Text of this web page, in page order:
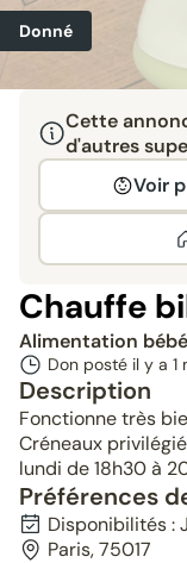
Donné
Cette
d'autres
Voir
Chauffe
Alimentation bébé
Don posté il y a 1
Description
Fonctionne très
Créneaux
lundi de 18h30 à
Préférences
Disponibilités :
Paris, 75017